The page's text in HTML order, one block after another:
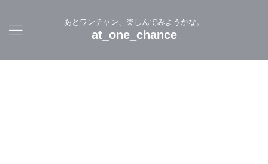
あとワンチャン、楽しんでみようかな。
at_one_chance